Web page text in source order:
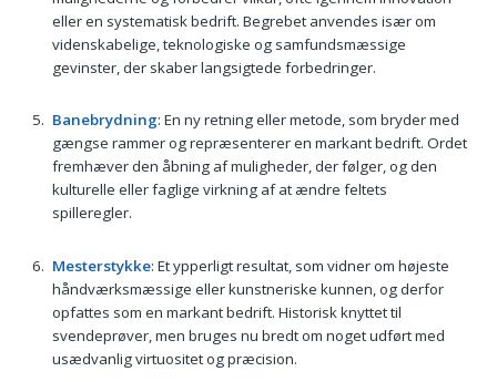
eller en systematisk bedrift. Begrebet anvendes især om
videnskabelige, teknologiske og samfundsmæssige
gevinster, der skaber langsigtede forbedringer.
Banebrydning: En ny retning eller metode, som bryder med
gængse rammer og repræsenterer en markant bedrift. Ordet
fremhæver den åbning af muligheder, der følger, og den
kulturelle eller faglige virkning af at ændre feltets
spilleregler.
Mesterstykke: Et ypperligt resultat, som vidner om højeste
håndværksmæssige eller kunstneriske kunnen, og derfor
opfattes som en markant bedrift. Historisk knyttet til
svendeprøver, men bruges nu bredt om noget udført med
usædvanlig virtuositet og præcision.